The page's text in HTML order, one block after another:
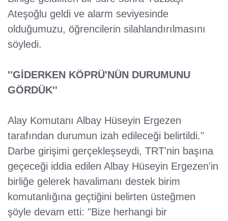
Ateşoğlu geldi ve alarm seviyesinde
olduğumuzu, öğrencilerin silahlandırılmasını
söyledi.
''GİDERKEN KÖPRÜ'NÜN DURUMUNU
GÖRDÜK''
Alay Komutanı Albay Hüseyin Ergezen
tarafından durumun izah edileceği belirtildi."
Darbe girişimi gerçekleşseydi, TRT'nin başına
geçeceği iddia edilen Albay Hüseyin Ergezen'in
birliğe gelerek havalimanı destek birim
komutanlığına geçtiğini belirten üsteğmen
şöyle devam etti: "Bize herhangi bir